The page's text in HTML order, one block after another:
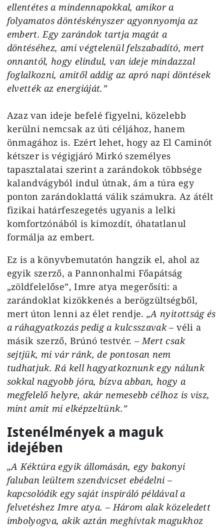
ellentétes a mindennapokkal, amikor a
folyamatos döntéskényszer agyonnyomja az
embert. Egy zarándok tartja magát a
döntéséhez, ami végtelenül felszabadító, mert
onnantól, hogy elindul, van ideje mindazzal
foglalkozni, amitől addig az apró napi döntések
elvették az energiáját.”
Azaz van ideje befelé figyelni, közelebb
kerülni nemcsak az úti céljához, hanem
önmagához is. Ezért lehet, hogy az El Caminót
kétszer is végigjáró Mirkó személyes
tapasztalatai szerint a zarándokok többsége
kalandvágyból indul útnak, ám a túra egy
ponton zarándoklattá válik számukra. Az átélt
fizikai határfeszegetés ugyanis a lelki
komfortzónából is kimozdít, óhatatlanul
formálja az embert.
Ez is a könyvbemutatón hangzik el, ahol az
egyik szerző, a Pannonhalmi Főapátság
„zöldfelelőse”, Imre atya megerősíti: a
zarándoklat kizökkenés a berögzültségből,
mert úton lenni az élet rendje.„A nyitottság és
a ráhagyatkozás pedig a kulcsszavak– véli a
másik szerző, Brúnó testvér. – Mert csak
sejtjük, mi vár ránk, de pontosan nem
tudhatjuk. Rá kell hagyatkoznunk egy nálunk
sokkal nagyobb jóra, bízva abban, hogy a
megfelelő helyre, akár nemesebb célhoz is visz,
mint amit mi elképzeltünk.”
Istenélmények a maguk
idejében
„A Kéktúra egyik állomásán, egy bakonyi
faluban leültem szendvicset ebédelni –
kapcsolódik egy saját inspiráló példával a
felvetéshez Imre atya. – Három alak közeledett
imbolyogva, akik aztán meghívtak magukhoz